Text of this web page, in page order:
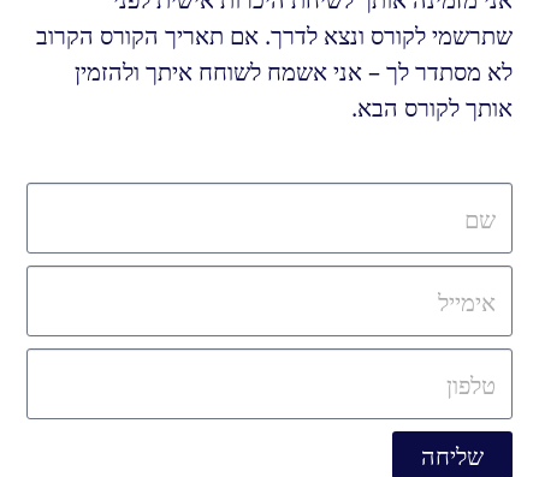
שתרשמי לקורס ונצא לדרך. אם תאריך הקורס הקרוב
לא מסתדר לך – אני אשמח לשוחח איתך ולהזמין
אותך לקורס הבא.
שליחה